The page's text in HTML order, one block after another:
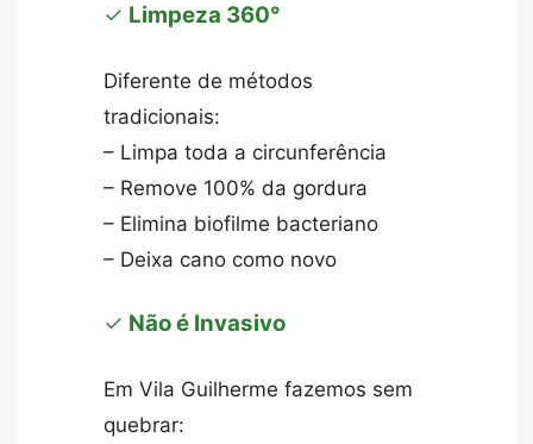
✓ Limpeza 360°
Diferente de métodos
tradicionais:
– Limpa toda a circunferência
– Remove 100% da gordura
– Elimina biofilme bacteriano
– Deixa cano como novo
✓ Não é Invasivo
Em Vila Guilherme fazemos sem
quebrar: